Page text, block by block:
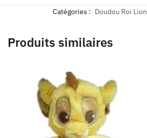
Catégories : Doudou Roi Lion
Produits similaires